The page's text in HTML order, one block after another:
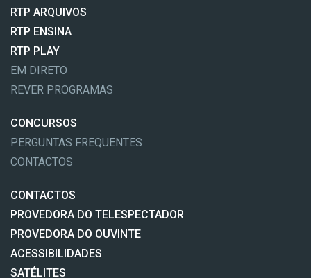
RTP ARQUIVOS
RTP ENSINA
RTP PLAY
EM DIRETO
REVER PROGRAMAS
CONCURSOS
PERGUNTAS FREQUENTES
CONTACTOS
CONTACTOS
PROVEDORA DO TELESPECTADOR
PROVEDORA DO OUVINTE
ACESSIBILIDADES
SATÉLITES